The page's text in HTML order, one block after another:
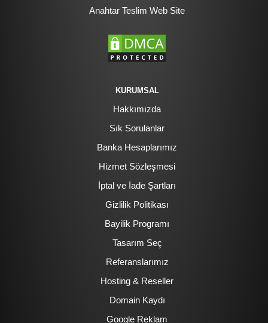
Anahtar Teslim Web Site
KURUMSAL
Hakkımızda
Sık Sorulanlar
Banka Hesaplarımız
Hizmet Sözleşmesi
İptal ve İade Şartları
Gizlilik Politikası
Bayilik Programı
Tasarım Seç
Referanslarımız
Hosting & Reseller
Domain Kaydı
Google Reklam